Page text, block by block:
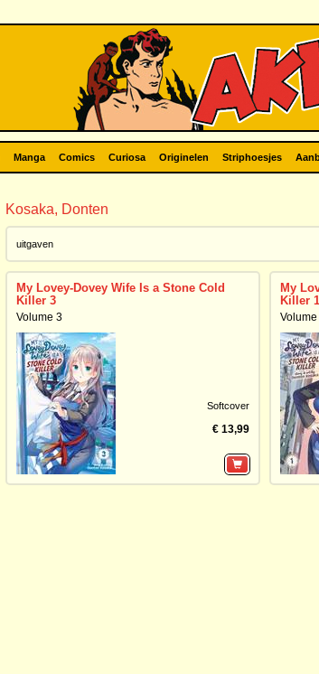
Manga Comics Curiosa Originelen Striphoesjes
Kosaka, Donten
uitgaven
My Lovey-Dovey Wife Is a Stone Cold
Killer 3
Volume 3
Softcover
€ 13,99
My
Killer 1
Volume